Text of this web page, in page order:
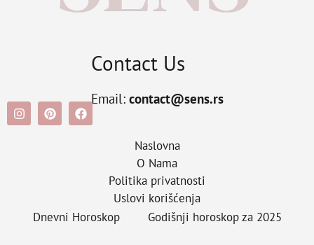
Contact Us
Email: contact@sens.rs
Naslovna
O Nama
Politika privatnosti
Uslovi korišćenja
Dnevni Horoskop
Godišnji horoskop za 2025